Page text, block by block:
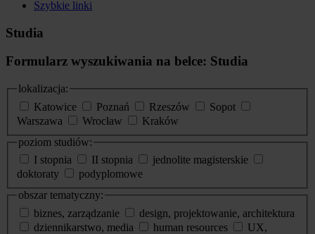
Szybkie linki
Studia
Formularz wyszukiwania na belce: Studia
lokalizacja:
Katowice
Poznań Rzeszów
Sopot
Warszawa
Wrocław
Kraków
poziom studiów:
I stopnia
II stopnia
jednolite magisterskie
doktoraty
podyplomowe
obszar tematyczny:
biznes, zarządzanie
design, projektowanie, architektura
dziennikarstwo, media
human resources
UX,